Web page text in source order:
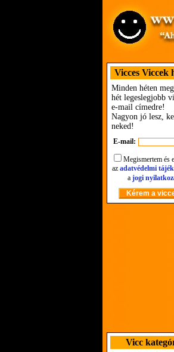
Vicces Viccek
Minden héten
hét legeslegjobb
e-mail címedre!
Nagyon jó lesz,
neked!
E-mail:
Megismertem és
az adatvédelmi
a jogi
Vicc